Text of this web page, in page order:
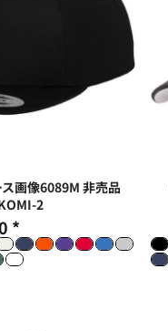
画像6089M 非売品
2
*